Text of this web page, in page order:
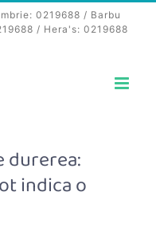
0219688 / Barbu
/ Hera's: 0219688
durerea:
indica o